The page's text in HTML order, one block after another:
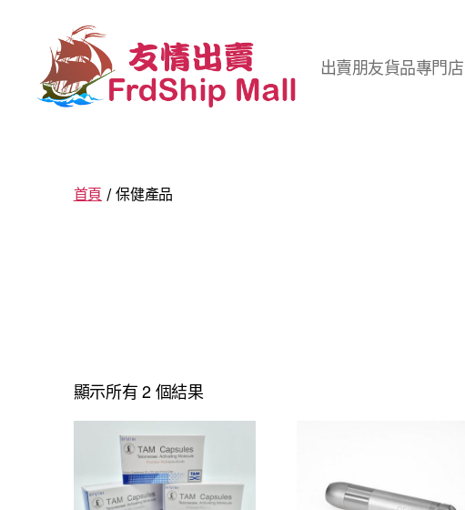
Friendship
出賣朋友貨品專門店
首頁 / 保健產品
顯示所有 2 個結果